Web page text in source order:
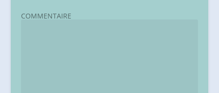
COMMENTAIRE